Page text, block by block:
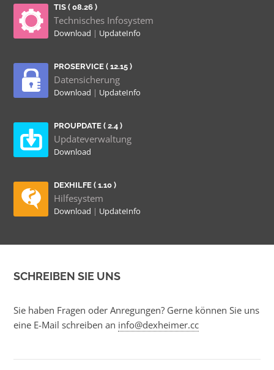
TIS ( 08.26 )
Technisches Infosystem
Download | UpdateInfo
PROSERVICE ( 12.15 )
Datensicherung
Download | UpdateInfo
PROUPDATE ( 2.4 )
Updateverwaltung
Download
DEXHILFE ( 1.10 )
Hilfesystem
Download | UpdateInfo
SCHREIBEN SIE UNS
Sie haben Fragen oder Anregungen? Gerne können Sie uns
eine E-Mail schreiben an info@dexheimer.cc